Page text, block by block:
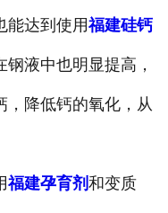
能达到使用福建硅钙
液中也明显提高，
，降低钙的氧化，从
福建孕育剂和变质